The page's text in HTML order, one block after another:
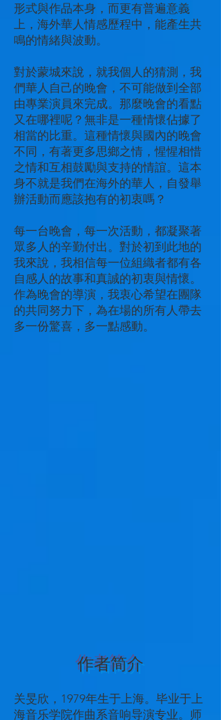
形式與作品本身，而更有普遍意義
上，海外華人情感歷程中，能產生共
鳴的情緒與波動。
對於蒙城來說，就我個人的猜測，我
們華人自己的晚會，不可能做到全部
由專業演員來完成。那麼晚會的看點
又在哪裡呢？無非是一種情懷佔據了
相當的比重。這種情懷與國內的晚會
不同，有著更多思鄉之情，惺惺相惜
之情和互相鼓勵與支持的情誼。這本
身不就是我們在海外的華人，自發舉
辦活動而應該抱有的初衷嗎？
每一台晚會，每一次活動，都凝聚著
眾多人的辛勤付出。對於初到此地的
我來說，我相信每一位組織者都有各
自感人的故事和真誠的初衷與情懷。
作為晚會的導演，我衷心希望在團隊
的共同努力下，為在場的所有人帶去
多一份驚喜，多一點感動。
作者简介
关旻欣，1979年生于上海。毕业于上
海音乐学院作曲系音响导演专业。师